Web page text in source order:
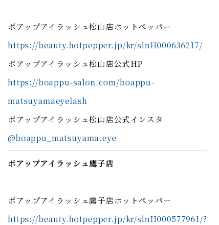
ボアップアイラッシュ松山店ホットペッパー
https://beauty.hotpepper.jp/kr/slnH000636217/
ボアップアイラッシュ松山店公式HP
https://boappu-salon.com/boappu-
matsuyamaeyelash
ボアップアイラッシュ松山店公式インスタ
@boappu_matsuyama.eye
ボアップアイラッシュ鷹子店
ボアップアイラッシュ鷹子店ホットペッパー
https://beauty.hotpepper.jp/kr/slnH000577961/?